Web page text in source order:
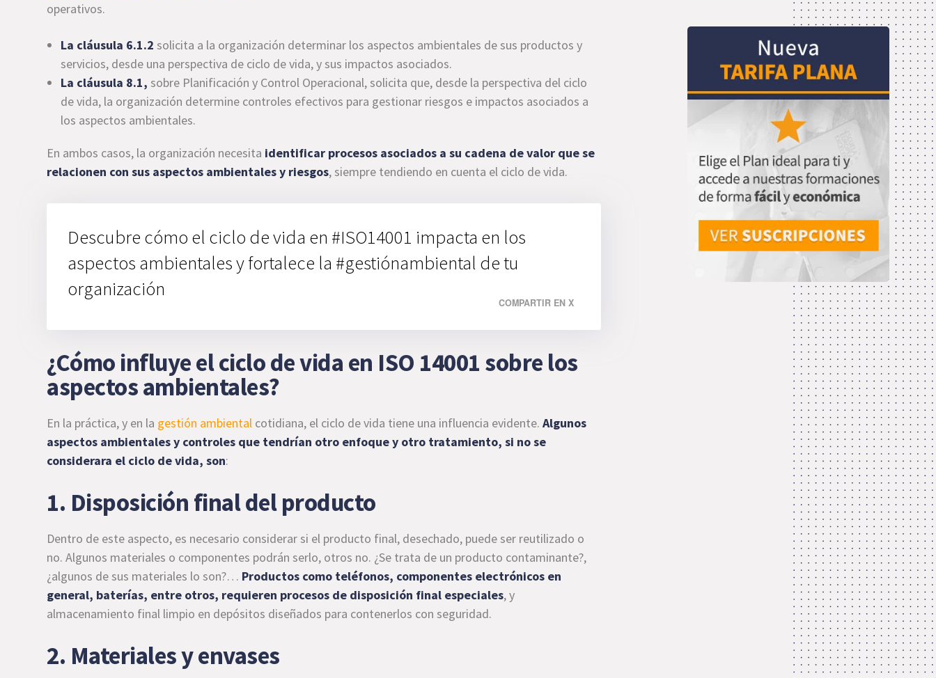
operativos.
La cláusula 6.1.2 solicita a la organización determinar los aspectos ambientales de sus productos y
servicios, desde una perspectiva de ciclo de vida, y sus impactos asociados.
La cláusula 8.1, sobre Planificación y Control Operacional, solicita que, desde la perspectiva del ciclo
de vida, la organización determine controles efectivos para gestionar riesgos e impactos asociados a
los aspectos ambientales.
En ambos casos, la organización necesita identificar procesos asociados a su cadena de valor que se
relacionen con sus aspectos ambientales y riesgos, siempre tendiendo en cuenta el ciclo de vida.
Descubre cómo el ciclo de vida en #ISO14001 impacta en los
aspectos ambientales y fortalece la #gestiónambiental de tu
organización
COMPARTIR EN X
¿Cómo influye el ciclo de vida en ISO 14001 sobre los
aspectos ambientales?
En la práctica, y en la gestión ambiental cotidiana, el ciclo de vida tiene una influencia evidente.Algunos
aspectos ambientales y controles que tendrían otro enfoque y otro tratamiento, si no se
considerara el ciclo de vida, son:
1. Disposición final del producto
Dentro de este aspecto, es necesario considerar si el producto final, desechado, puede ser reutilizado o
no. Algunos materiales o componentes podrán serlo, otros no. ¿Se trata de un producto contaminante?,
¿algunos de sus materiales lo son?… Productos como teléfonos, componentes electrónicos en
general, baterías, entre otros, requieren procesos de disposición final especiales, y
almacenamiento final limpio en depósitos diseñados para contenerlos con seguridad.
2. Materiales y envases